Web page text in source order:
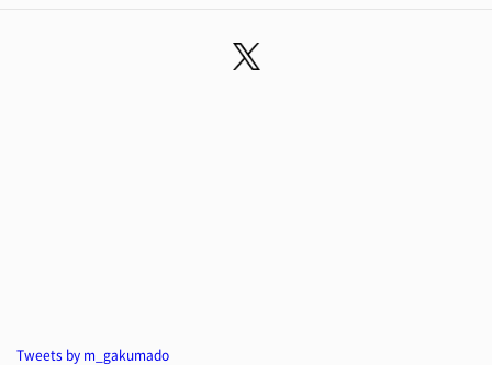
Tweets by m_gakumado